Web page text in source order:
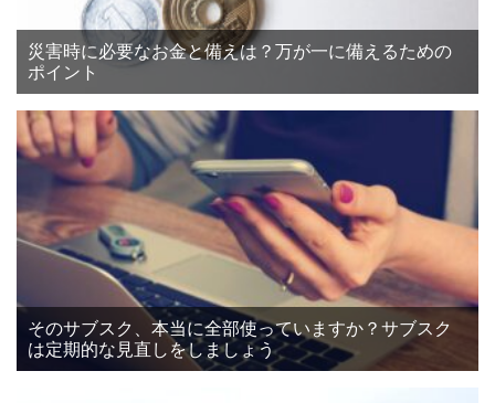
災害時に必要なお金と備えは？万が一に備えるための
ポイント
そのサブスク、本当に全部使っていますか？サブスク
は定期的な見直しをしましょう